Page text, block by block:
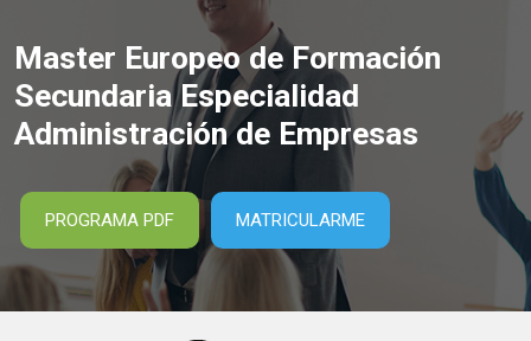
Master Europeo de Formación
Secundaria Especialidad
Administración de Empresas
PROGRAMA PDF MATRICULARME